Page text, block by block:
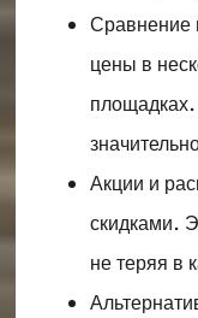
Сравнение
цены в
Акции и
скидками.
не теряя в